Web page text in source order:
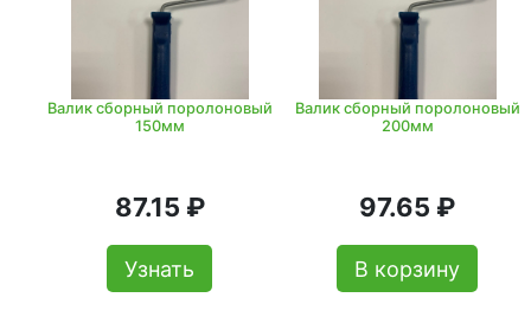
Валик сборный поролоновый
150мм
87.15 ₽
Узнать
Валик сборный поролоновый
200мм
97.65 ₽
В корзину